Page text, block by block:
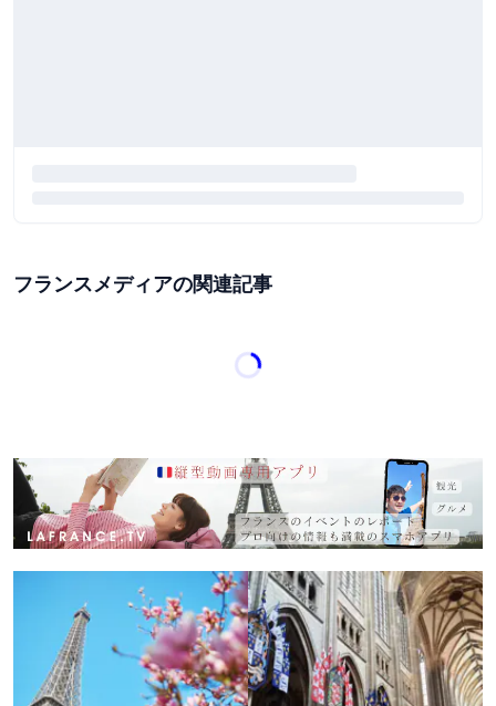
フランスメディアの関連記事